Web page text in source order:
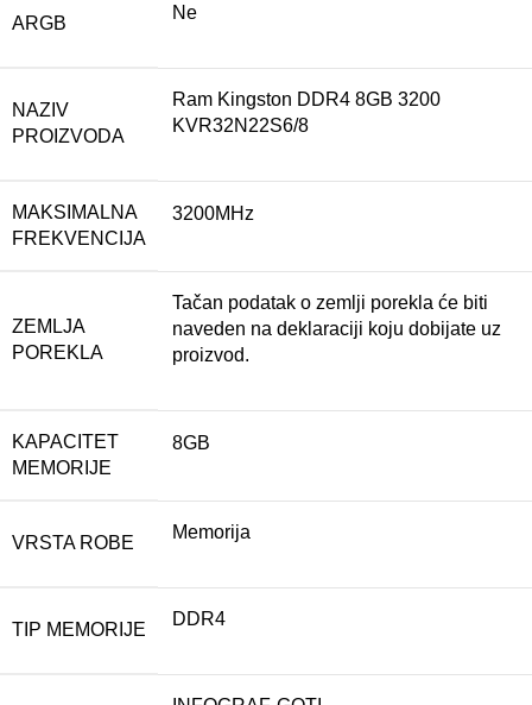
ARGB
Ne
NAZIV
PROIZVODA
Ram Kingston DDR4 8GB 3200
KVR32N22S6/8
MAKSIMALNA
FREKVENCIJA
3200MHz
ZEMLJA
POREKLA
Tačan podatak o zemlji porekla će biti
naveden na deklaraciji koju dobijate uz
proizvod.
KAPACITET
MEMORIJE
8GB
VRSTA ROBE
Memorija
TIP MEMORIJE
DDR4